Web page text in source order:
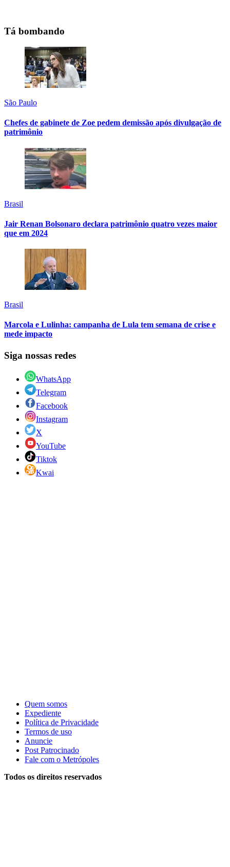
Tá bombando
São Paulo
Chefes de gabinete de Zoe pedem demissão após divulgação de
patrimônio
Brasil
Jair Renan Bolsonaro declara patrimônio quatro vezes maior
que em 2024
Brasil
Marcola e Lulinha: campanha de Lula tem semana de crise e
mede impacto
Siga nossas redes
WhatsApp
Telegram
Facebook
Instagram
X
YouTube
Tiktok
Kwai
Quem somos
Expediente
Política de Privacidade
Termos de uso
Anuncie
Post Patrocinado
Fale com o Metrópoles
Todos os direitos reservados